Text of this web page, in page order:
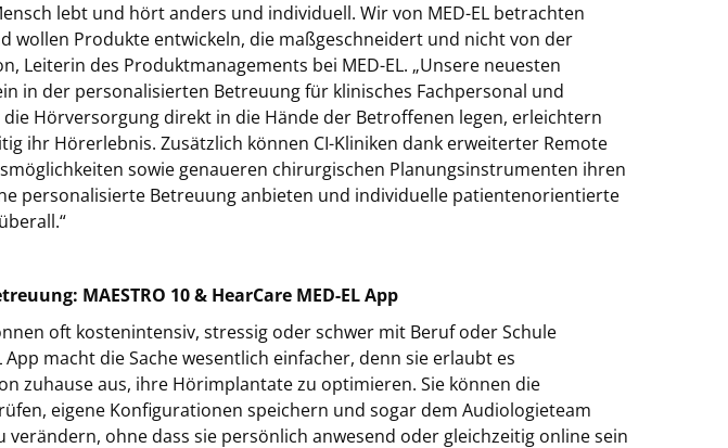
lebt und hört anders und individuell. Wir von MED-EL betrachten
wollen Produkte entwickeln, die maßgeschneidert und nicht von der
Leiterin des Produktmanagements bei MED-EL. „Unsere neuesten
in der personalisierten Betreuung für klinisches Fachpersonal und
Hörversorgung direkt in die Hände der Betroffenen legen, erleichtern
ihr Hörerlebnis. Zusätzlich können CI-Kliniken dank erweiterter Remote
sowie genaueren chirurgischen Planungsinstrumenten ihren
personalisierte Betreuung anbieten und individuelle patientenorientierte
MAESTRO 10 & HearCare MED-EL App
oft kostenintensiv, stressig oder schwer mit Beruf oder Schule
App macht die Sache wesentlich einfacher, denn sie erlaubt es
zuhause aus, ihre Hörimplantate zu optimieren. Sie können die
eigene Konfigurationen speichern und sogar dem Audiologieteam
verändern, ohne dass sie persönlich anwesend oder gleichzeitig online sein